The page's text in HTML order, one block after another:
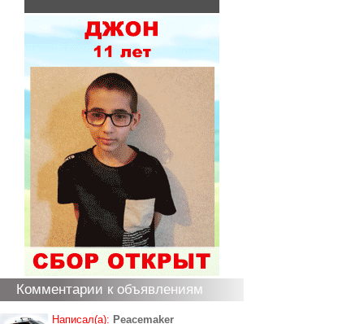
Комментарии к объявлениям
Написал(а): Peacemaker